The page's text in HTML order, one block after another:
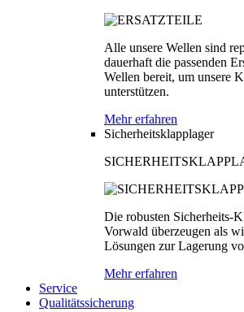
Alle unsere Wellen sind
dauerhaft die passenden
Wellen bereit, um unsere
unterstützen.
Mehr erfahren
Sicherheitsklapplager
Die robusten Sicherheits-
Vorwald überzeugen als
Lösungen zur Lagerung
Mehr erfahren
Service
Qualitätssicherung